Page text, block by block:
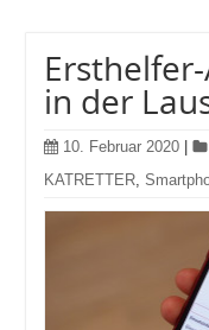
Ersthelfer-
in der
10. Februar 2020
KATRETTER,